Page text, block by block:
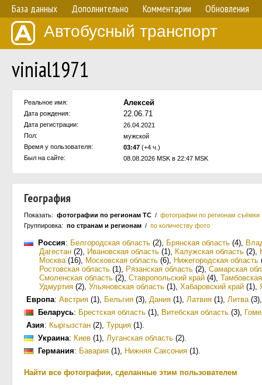
База данных Дополнительно Комментарии Обновления
Автобусный транспорт
vinial1971
Реальное имя: Алексей
Дата рождения: 22.06.71
Дата регистрации:
26.04.2021
Пол:
мужской
Время у пользователя:
03:47 (+4 ч.)
Был на сайте:
08.08.2026 MSK в 22:47 MSK
География
Показать: фотографии по регионам ТС / фотографии по регионам съёмки
Группировка: по странам и регионам / по количеству фото
Россия: Белгородская область (2), Брянская область (4),
Дагестан (2), Ивановская область (1), Калужская область (2),
Москва(16), Московская область (6), Нижегородская область
Ростовская область (1), Рязанская область (2), Самарская
Смоленская область (2), Ставропольский край (4),
Удмуртия (2), Ульяновская область (1), Хабаровский край (1),
Европа: Австрия (1), Бельгия (3), Дания (1), Латвия (1), Литва(3)
Беларусь: Брестская область (1), Витебская область (3),
Азия: Кыргызстан (2), Турция (1).
Украина: Киев (1), Луганская область (2).
Германия: Бавария (1), Нижняя Саксония (1).
Найти все фотографии, сделанные этим пользователем